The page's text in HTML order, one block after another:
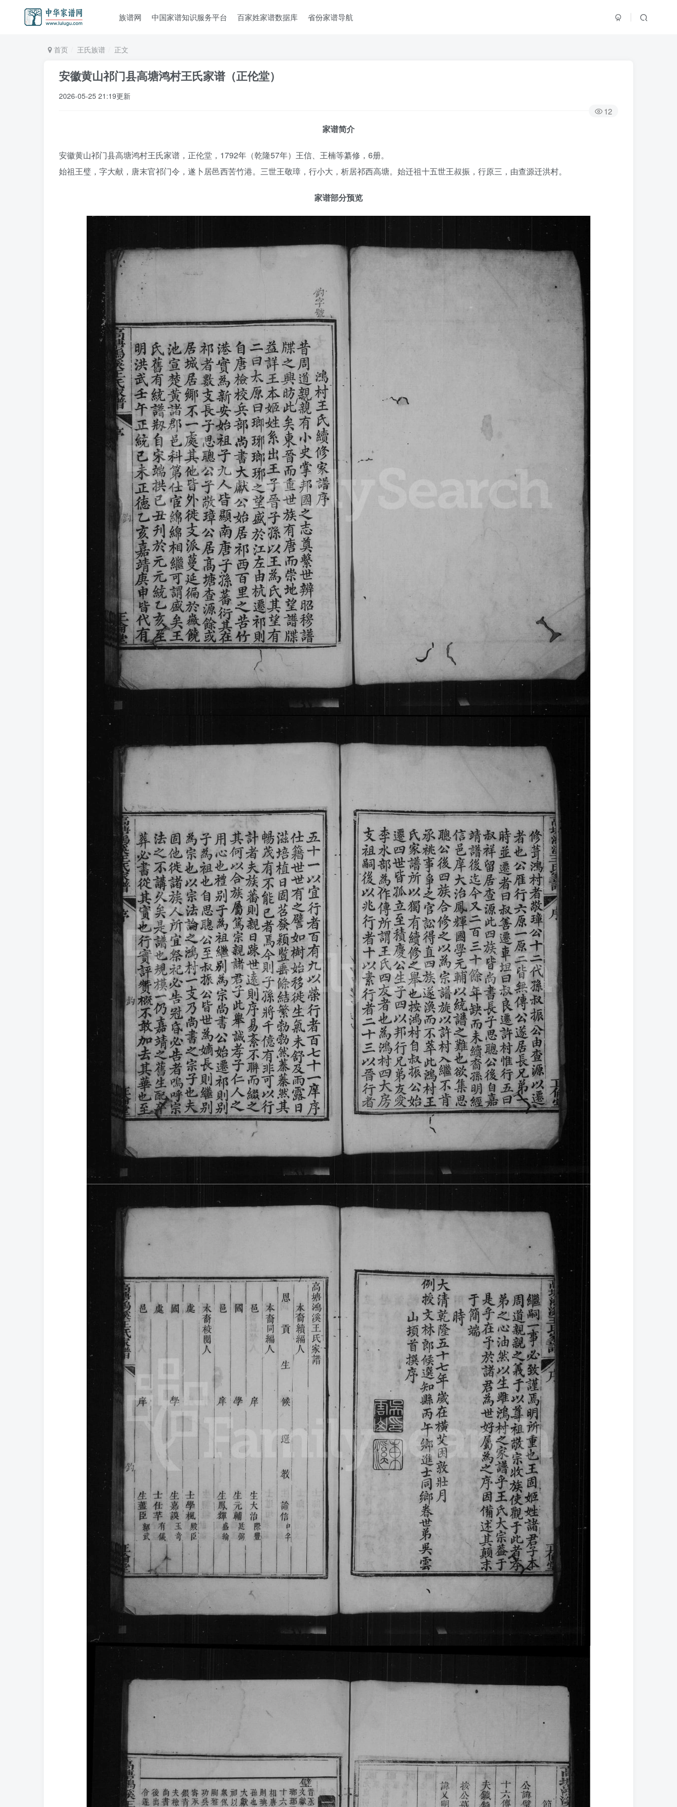
族谱网 中国家谱知识服务平台 百家姓家谱数据库 省份家谱导航
首页 王氏族谱 正文
安徽黄山祁门县高塘鸿村王氏家谱（正伦堂）
2026-05-25 21:19更新
12
家谱简介
安徽黄山祁门县高塘鸿村王氏家谱，正伦堂，1792年（乾隆57年）王信、王楠等纂修，6册。
始祖王璧，字大献，唐末官祁门令，遂卜居邑西苦竹港。三世王敬璋，行小大，析居祁西高塘。始迁祖十五世王叔振，行原三，由查源迁洪村。
家谱部分预览